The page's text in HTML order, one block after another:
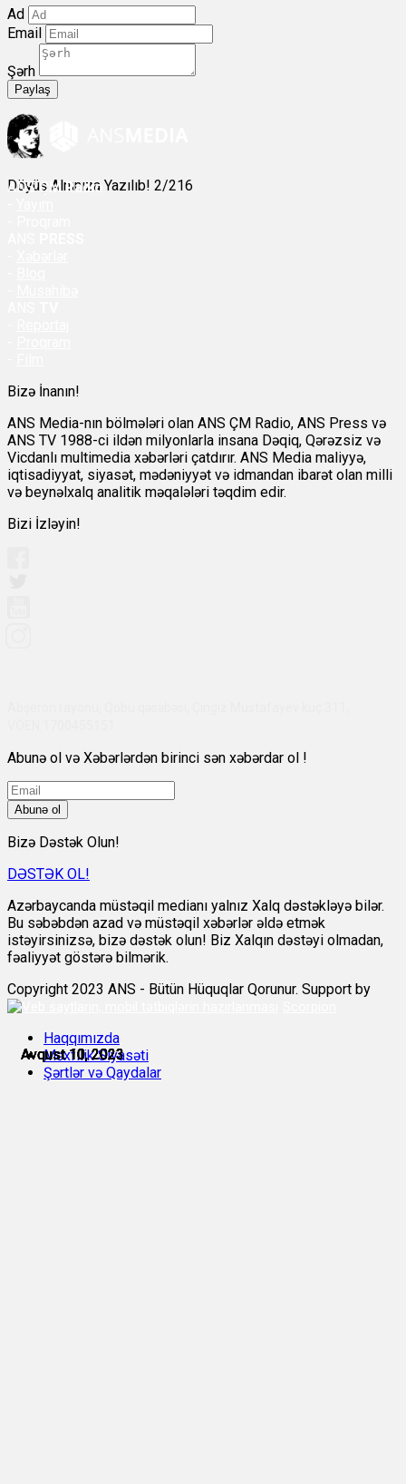
Avqust 10, 2023
Avqust 10, 2023
Avqust 10, 2023
Avqust 10, 2023
Avqust 10, 2023
Avqust 11, 2023
Ad
Email
Şərh
Paylaş
Döyüş Alnınıza Yazılıb! 2/216
ANSÇM Radio
Bizə İnanın!
ANS Media-nın bölmələri olan ANS ÇM Radio, ANS Press və
ANS TV 1988-ci ildən milyonlarla insana Dəqiq, Qərəzsiz və
Vicdanlı multimedia xəbərləri çatdırır. ANS Media maliyyə,
iqtisadiyyat, siyasət, mədəniyyət və idmandan ibarət olan milli
və beynəlxalq analitik məqalələri təqdim edir.
Bizi İzləyin!
Abunə ol və Xəbərlərdən birinci sən xəbərdar ol !
Abunə ol
Bizə Dəstək Olun!
DƏSTƏK OL!
Azərbaycanda müstəqil medianı yalnız Xalq dəstəkləyə bilər.
Bu səbəbdən azad və müstəqil xəbərlər əldə etmək
istəyirsinizsə, bizə dəstək olun! Biz Xalqın dəstəyi olmadan,
fəaliyyət göstərə bilmərik.
Copyright 2023 ANS - Bütün Hüquqlar Qorunur. Support by
Haqqımızda
Məxfilik Siyasəti
Şərtlər və Qaydalar